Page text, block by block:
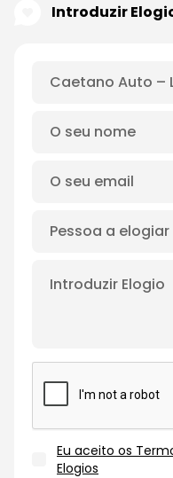
Introduzir
Eu aceito os
Elogios